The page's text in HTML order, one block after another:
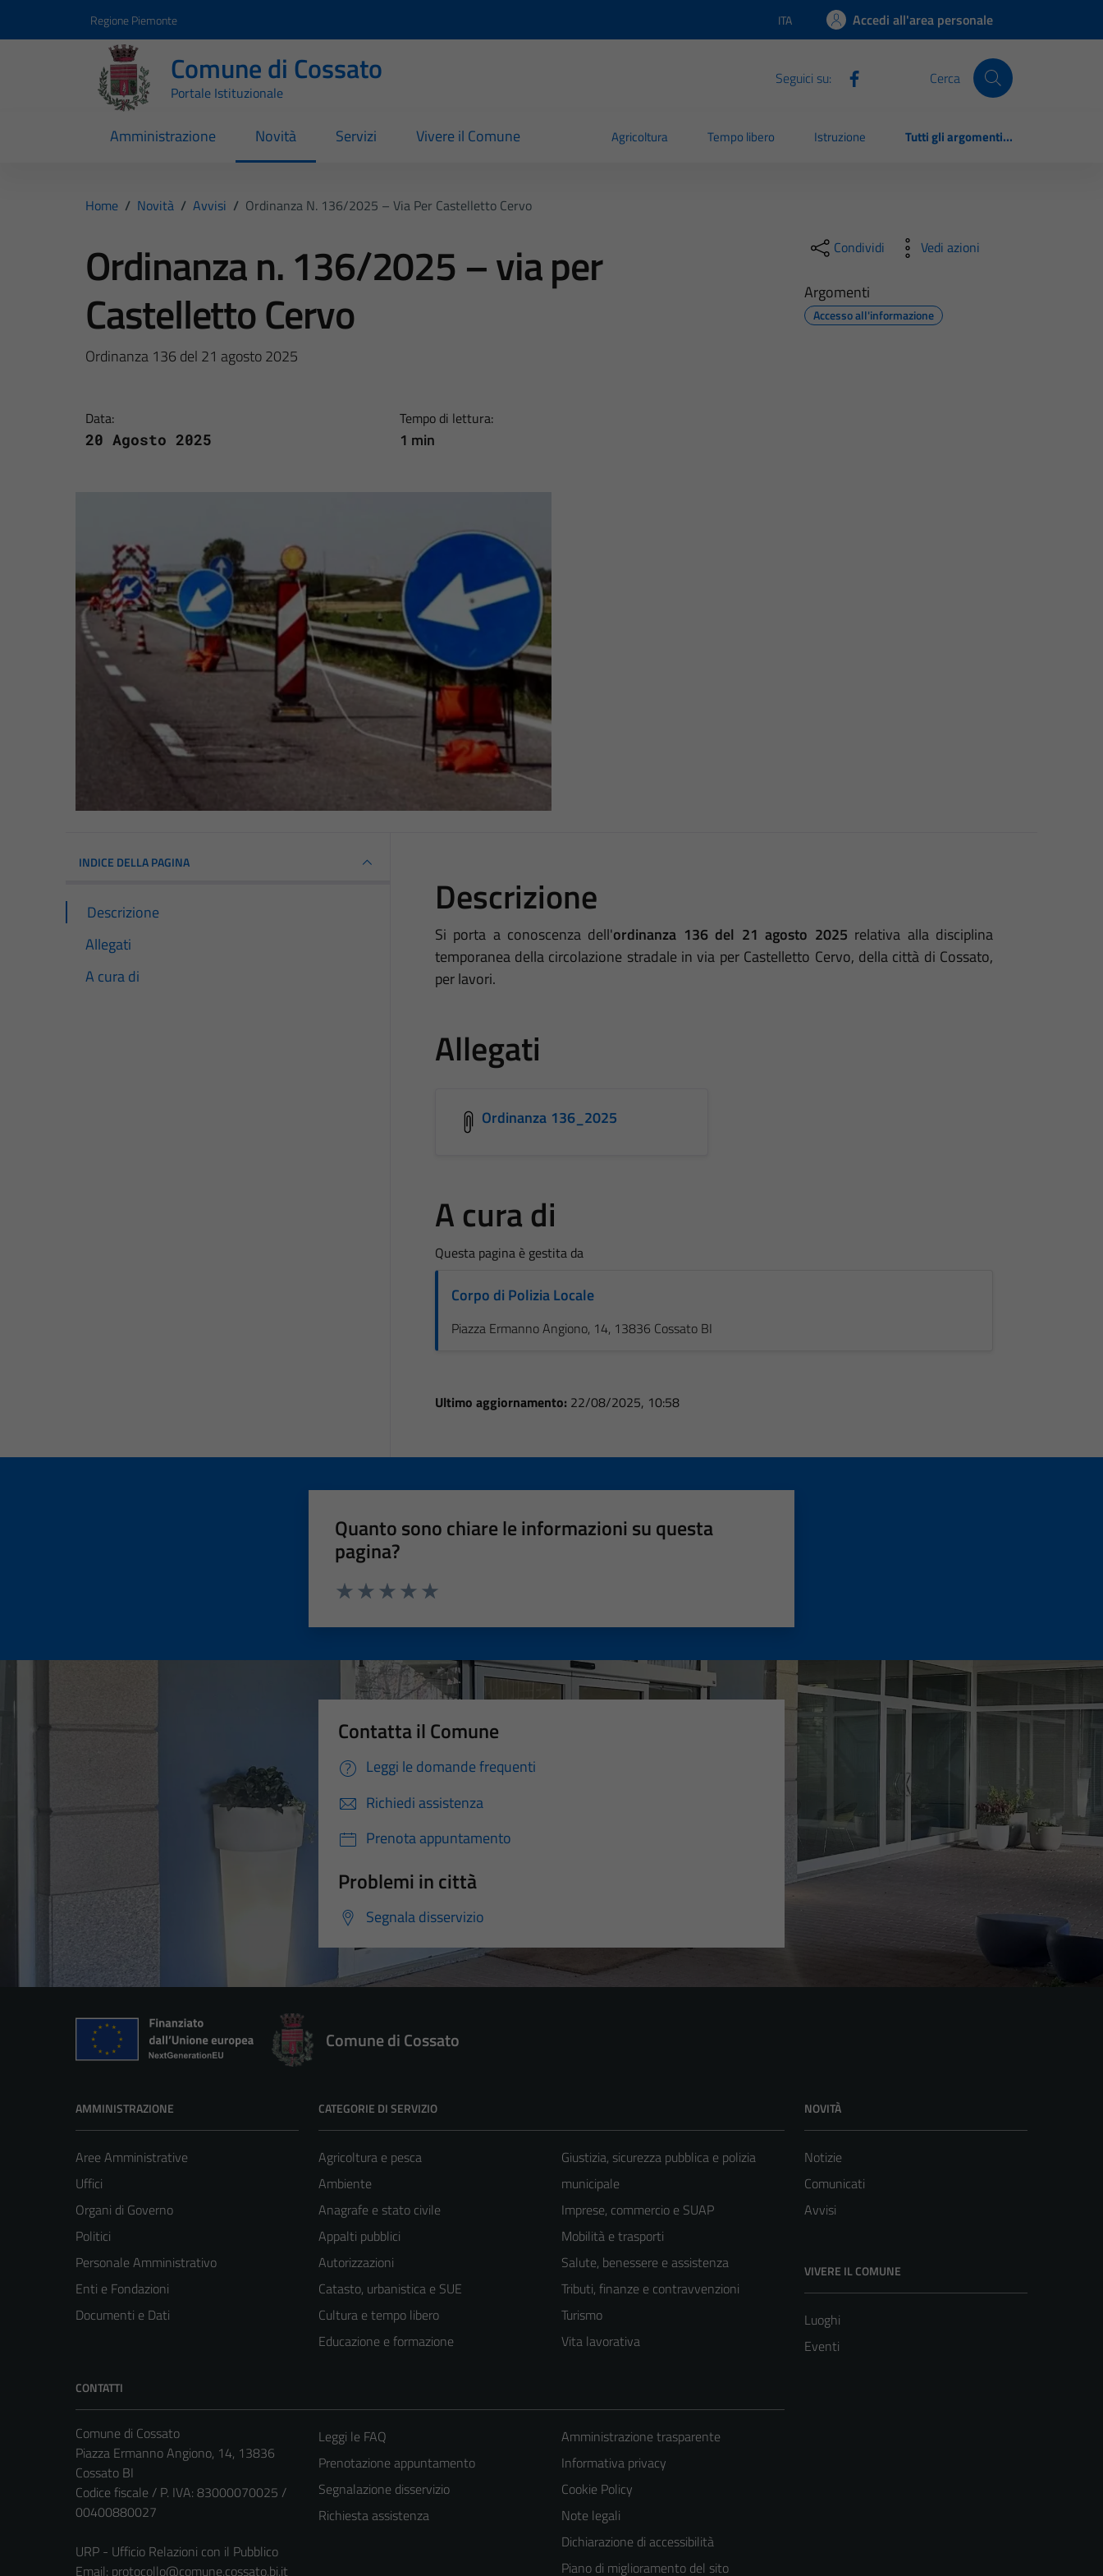
Regione Piemonte Lingua attiva:
ITA Accedi all'area personale
Comune di Cossato
Portale Istituzionale
Seguici su: Cerca
Amministrazione Novità Servizi Vivere il Comune Agricoltura Tempo libero Istruzione Tutti gli argomenti...
Home / Novità / Avvisi / Ordinanza N. 136/2025 – Via Per Castelletto Cervo
Ordinanza n. 136/2025 – via per
Castelletto Cervo
Ordinanza 136 del 21 agosto 2025
Data:
20 Agosto 2025
Tempo di lettura:
1 min
Condividi Vedi azioni
Argomenti
Accesso all'informazione
INDICE DELLA PAGINA
Descrizione
Allegati
A cura di
Descrizione
Si porta a conoscenza dell'ordinanza 136 del 21 agosto 2025 relativa alla disciplina
temporanea della circolazione stradale in via per Castelletto Cervo, della città di Cossato,
per lavori.
Allegati
Ordinanza 136_2025
A cura di
Questa pagina è gestita da
Corpo di Polizia Locale
Piazza Ermanno Angiono, 14, 13836 Cossato BI
Ultimo aggiornamento: 22/08/2025, 10:58
Quanto sono chiare le informazioni su questa
pagina?
Contatta il Comune
Leggi le domande frequenti
Richiedi assistenza
Prenota appuntamento
Problemi in città
Segnala disservizio
Comune di Cossato
AMMINISTRAZIONE
Aree Amministrative
Uffici
Organi di Governo
Politici
Personale Amministrativo
Enti e Fondazioni
Documenti e Dati
CATEGORIE DI SERVIZIO
Agricoltura e pesca
Ambiente
Anagrafe e stato civile
Appalti pubblici
Autorizzazioni
Catasto, urbanistica e SUE
Cultura e tempo libero
Educazione e formazione
Giustizia, sicurezza pubblica e polizia
municipale
Imprese, commercio e SUAP
Mobilità e trasporti
Salute, benessere e assistenza
Tributi, finanze e contravvenzioni
Turismo
Vita lavorativa
NOVITÀ
Notizie
Comunicati
Avvisi
VIVERE IL COMUNE
Luoghi
Eventi
CONTATTI
Comune di Cossato
Piazza Ermanno Angiono, 14, 13836
Cossato BI
Codice fiscale / P. IVA: 83000070025 /
00400880027
URP - Ufficio Relazioni con il Pubblico
Email: protocollo@comune.cossato.bi.it
Leggi le FAQ
Prenotazione appuntamento
Segnalazione disservizio
Richiesta assistenza
Amministrazione trasparente
Informativa privacy
Cookie Policy
Note legali
Dichiarazione di accessibilità
Piano di miglioramento del sito